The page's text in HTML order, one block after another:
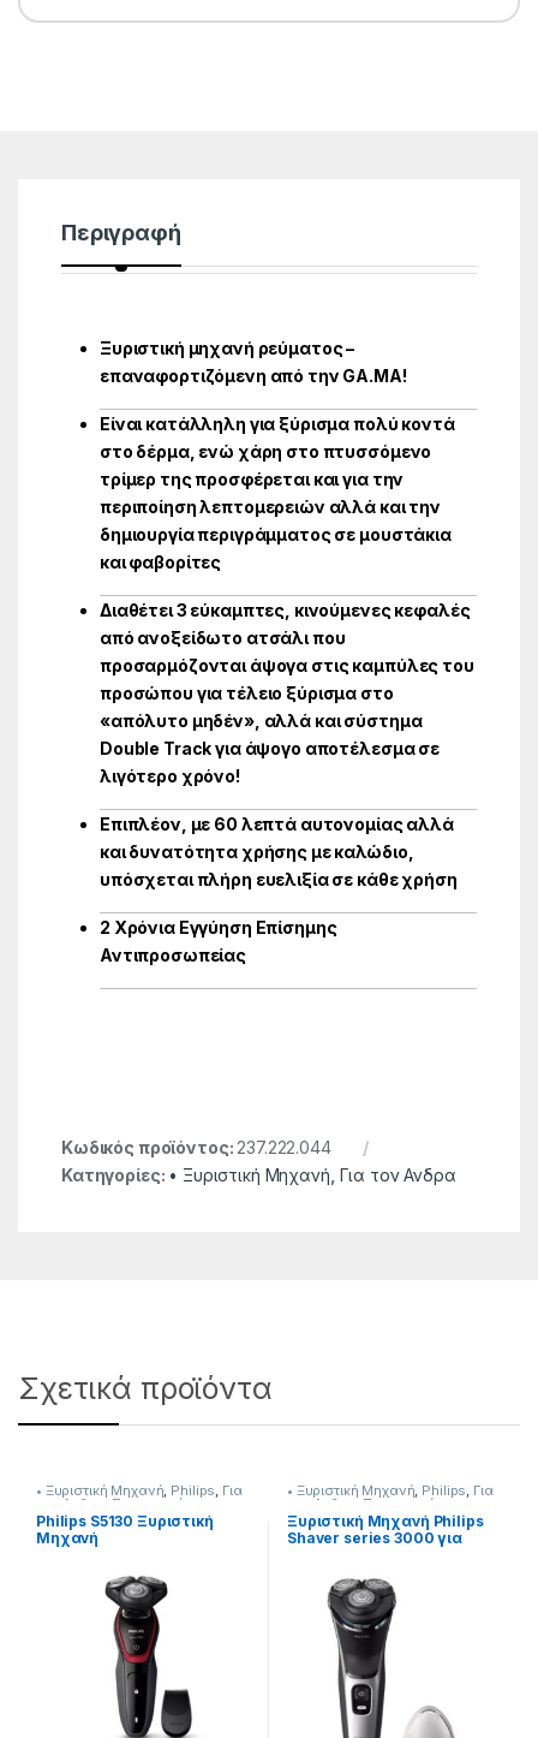
Περιγραφή
Ξυριστική μηχανή ρεύματος –
επαναφορτιζόμενη από την GA.MA!
Είναι κατάλληλη για ξύρισμα πολύ κοντά
στο δέρμα, ενώ χάρη στο πτυσσόμενο
τρίμερ της προσφέρεται και για την
περιποίηση λεπτομερειών αλλά και την
δημιουργία περιγράμματος σε μουστάκια
και φαβορίτες
Διαθέτει 3 εύκαμπτες, κινούμενες κεφαλές
από ανοξείδωτο ατσάλι που
προσαρμόζονται άψογα στις καμπύλες του
προσώπου για τέλειο ξύρισμα στο
«απόλυτο μηδέν», αλλά και σύστημα
Double Track για άψογο αποτέλεσμα σε
λιγότερο χρόνο!
Επιπλέον, με 60 λεπτά αυτονομίας αλλά
και δυνατότητα χρήσης με καλώδιο,
υπόσχεται πλήρη ευελιξία σε κάθε χρήση
2 Χρόνια Εγγύηση Επίσημης
Αντιπροσωπείας
Κωδικός προϊόντος: 237.222.044
Κατηγορίες: • Ξυριστική Μηχανή Για τον Ανδρα
Σχετικά προϊόντα
• Ξυριστική Μηχανή, Philips, Για
τον Ανδρα Προσωπική
Φροντίδα
Philips S5130 Ξυριστική
Μηχανή
• Ξυριστική Μηχανή, Philips, Για
τον Ανδρα Προσωπική
Φροντίδα
Ξυριστική Μηχανή Philips
Shaver series 3000 για